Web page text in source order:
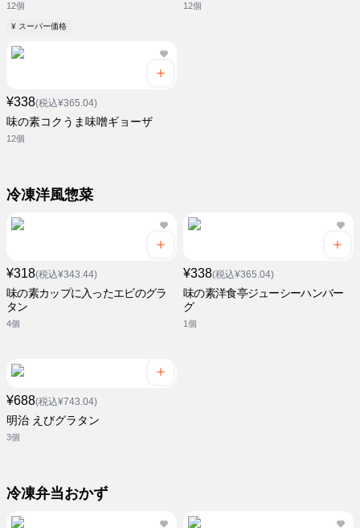
12個
¥ スーパー価格
12個
¥338(税込¥365.04)
味の素コクうま味噌ギョーザ
12個
冷凍洋風惣菜
¥318(税込¥343.44)
味の素カップに入ったエビのグラ
タン
4個
¥338(税込¥365.04)
味の素洋食亭ジューシーハンバー
グ
1個
¥688(税込¥743.04)
明治 えびグラタン
3個
冷凍弁当おかず